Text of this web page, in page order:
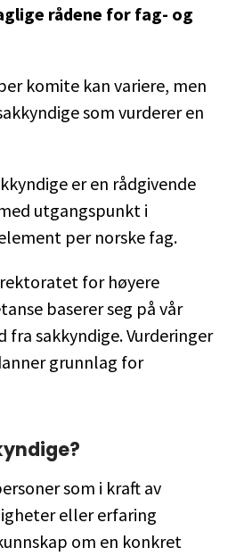
rådene for fag- og
komite kan variere, men
som vurderer en
er en rådgivende
utgangspunkt i
per norske fag.
for høyere
baserer seg på vår
fra sakkyndige. Vurderinger
grunnlag for
som i kraft av
eller erfaring
om en konkret